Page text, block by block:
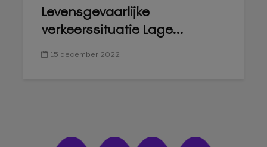
Levensgevaarlijke
verkeerssituatie Lage...
15 december 2022